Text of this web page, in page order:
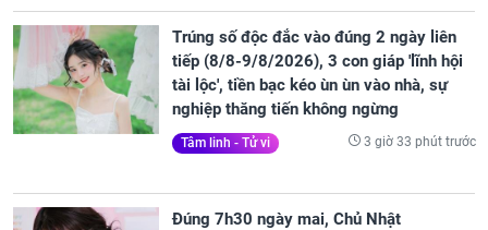
Trúng số độc đắc vào đúng 2 ngày liên
tiếp (8/8-9/8/2026), 3 con giáp 'lĩnh hội
tài lộc', tiền bạc kéo ùn ùn vào nhà, sự
nghiệp thăng tiến không ngừng
Tâm linh - Tử vi 3 giờ 33 phút trước
Đúng 7h30 ngày mai, Chủ Nhật